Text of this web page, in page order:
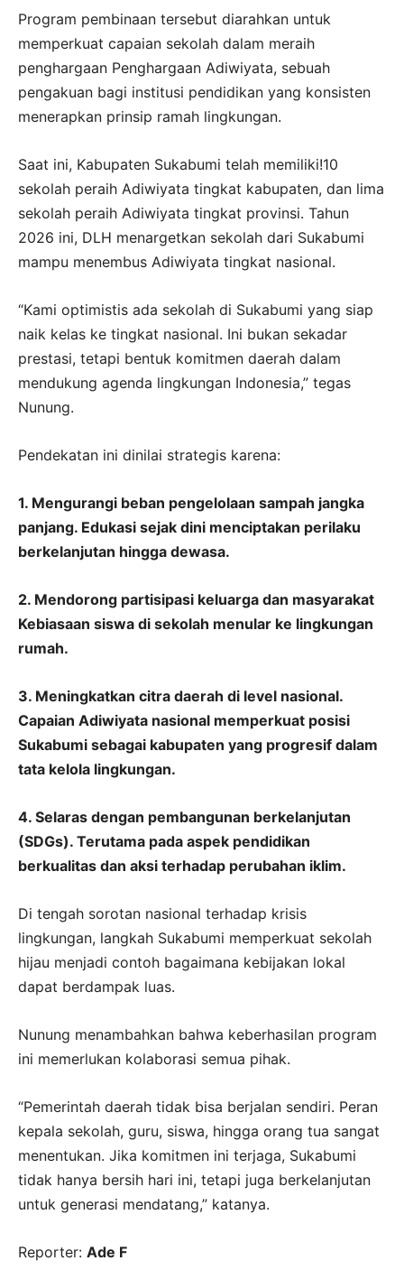
Program pembinaan tersebut diarahkan untuk
memperkuat capaian sekolah dalam meraih
penghargaan Penghargaan Adiwiyata, sebuah
pengakuan bagi institusi pendidikan yang konsisten
menerapkan prinsip ramah lingkungan.
Saat ini, Kabupaten Sukabumi telah memiliki!10
sekolah peraih Adiwiyata tingkat kabupaten, dan lima
sekolah peraih Adiwiyata tingkat provinsi. Tahun
2026 ini, DLH menargetkan sekolah dari Sukabumi
mampu menembus Adiwiyata tingkat nasional.
“Kami optimistis ada sekolah di Sukabumi yang siap
naik kelas ke tingkat nasional. Ini bukan sekadar
prestasi, tetapi bentuk komitmen daerah dalam
mendukung agenda lingkungan Indonesia,” tegas
Nunung.
Pendekatan ini dinilai strategis karena:
1. Mengurangi beban pengelolaan sampah jangka
panjang. Edukasi sejak dini menciptakan perilaku
berkelanjutan hingga dewasa.
2. Mendorong partisipasi keluarga dan masyarakat
Kebiasaan siswa di sekolah menular ke lingkungan
rumah.
3. Meningkatkan citra daerah di level nasional.
Capaian Adiwiyata nasional memperkuat posisi
Sukabumi sebagai kabupaten yang progresif dalam
tata kelola lingkungan.
4. Selaras dengan pembangunan berkelanjutan
(SDGs). Terutama pada aspek pendidikan
berkualitas dan aksi terhadap perubahan iklim.
Di tengah sorotan nasional terhadap krisis
lingkungan, langkah Sukabumi memperkuat sekolah
hijau menjadi contoh bagaimana kebijakan lokal
dapat berdampak luas.
Nunung menambahkan bahwa keberhasilan program
ini memerlukan kolaborasi semua pihak.
“Pemerintah daerah tidak bisa berjalan sendiri. Peran
kepala sekolah, guru, siswa, hingga orang tua sangat
menentukan. Jika komitmen ini terjaga, Sukabumi
tidak hanya bersih hari ini, tetapi juga berkelanjutan
untuk generasi mendatang,” katanya.
Reporter: Ade F